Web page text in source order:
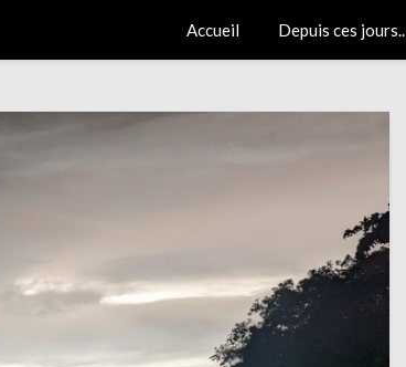
Accueil Depuis ces jours..